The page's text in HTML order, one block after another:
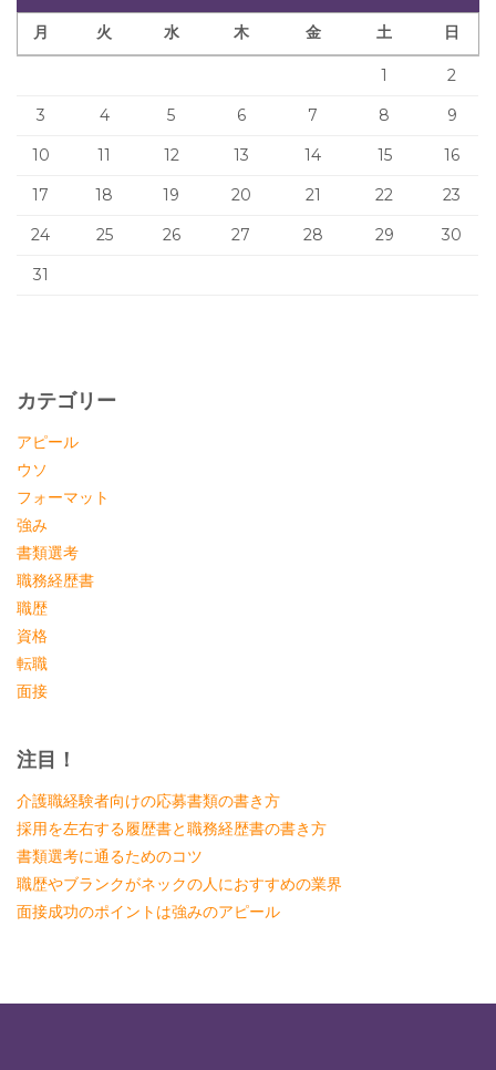
月 火 水 木 金 土 日
1
2
3
4 5 6 7 8
9
10
11 12 13 14 15
16
17
18 19 20 21 22
23
24
25 26 27 28 29
30
31
カテゴリー
アピール
ウソ
フォーマット
強み
書類選考
職務経歴書
職歴
資格
転職
面接
注目！
介護職経験者向けの応募書類の書き方
採用を左右する履歴書と職務経歴書の書き方
書類選考に通るためのコツ
職歴やブランクがネックの人におすすめの業界
面接成功のポイントは強みのアピール